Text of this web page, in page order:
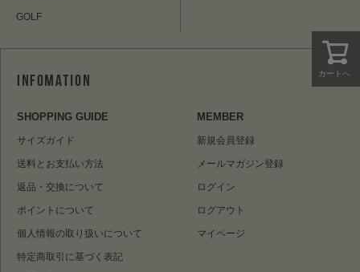
カートへ
GOLF
SHOPPING GUIDE
サイズガイド
送料とお支払い方法
返品・交換について
ポイントについて
個人情報の取り扱いについて
特定商取引に基づく表記
MEMBER
新規会員登録
メールマガジン登録
ログイン
ログアウト
マイページ